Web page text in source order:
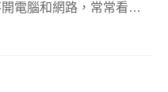
電腦和網路，常常看到